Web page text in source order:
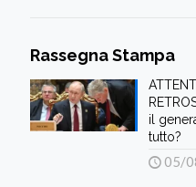
Rassegna Stampa
il
tutto?
05/